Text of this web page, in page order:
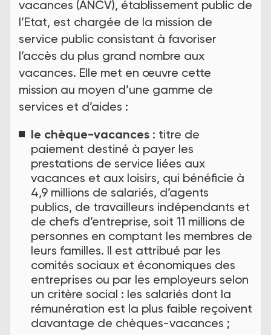
vacances (ANCV), établissement public de
l’Etat, est chargée de la mission de
service public consistant à favoriser
l’accès du plus grand nombre aux
vacances. Elle met en œuvre cette
mission au moyen d’une gamme de
services et d’aides :
le chèque-vacances : titre de
paiement destiné à payer les
prestations de service liées aux
vacances et aux loisirs, qui bénéficie à
4,9 millions de salariés, d’agents
publics, de travailleurs indépendants et
de chefs d’entreprise, soit 11 millions de
personnes en comptant les membres de
leurs familles. Il est attribué par les
comités sociaux et économiques des
entreprises ou par les employeurs selon
un critère social : les salariés dont la
rémunération est la plus faible reçoivent
davantage de chèques-vacances ;